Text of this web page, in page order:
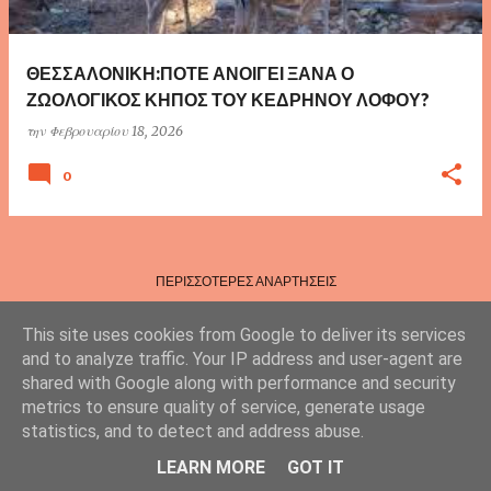
ή
ΘΕΣΣΑΛΟΝΙΚΗ:ΠΟΤΕ ΑΝΟΙΓΕΙ ΞΑΝΑ Ο
ΖΩΟΛΟΓΙΚΟΣ ΚΗΠΟΣ ΤΟΥ ΚΕΔΡΗΝΟΥ ΛΟΦΟΥ?
την Φεβρουαρίου 18, 2026
0
ΠΕΡΙΣΣΌΤΕΡΕΣ ΑΝΑΡΤΉΣΕΙΣ
Από το Blogger
This site uses cookies from Google to deliver its services
and to analyze traffic. Your IP address and user-agent are
shared with Google along with performance and security
metrics to ensure quality of service, generate usage
statistics, and to detect and address abuse.
LEARN MORE
GOT IT